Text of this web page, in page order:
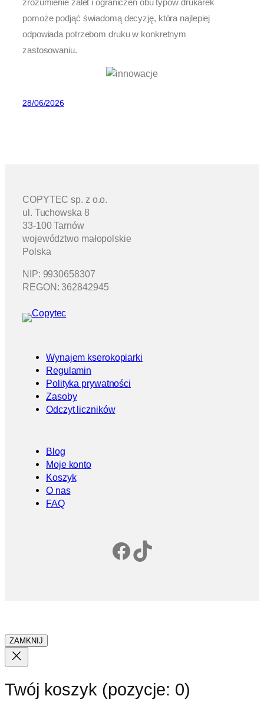
zrozumienie zalet i ograniczeń obu typów drukarek
pomoże podjąć świadomą decyzję, która najlepiej
odpowiada potrzebom druku w konkretnym
zastosowaniu.
28/06/2026
COPYTEC sp. z o.o.
ul. Tuchowska 8
33-100 Tarnów
województwo małopolskie
Polska
NIP: 9930658307
REGON: 362842945
Wynajem kserokopiarki
Regulamin
Polityka prywatności
Zasoby
Odczyt liczników
Blog
Moje konto
Koszyk
O nas
FAQ
Facebook
TikTok
ZAMKNIJ
Twój koszyk (pozycje: 0)